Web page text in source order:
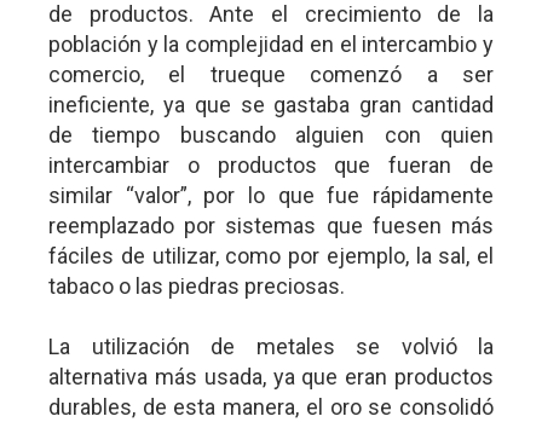
de productos. Ante el crecimiento de la
población y la complejidad en el intercambio y
comercio, el trueque comenzó a ser
ineficiente, ya que se gastaba gran cantidad
de tiempo buscando alguien con quien
intercambiar o productos que fueran de
similar “valor”, por lo que fue rápidamente
reemplazado por sistemas que fuesen más
fáciles de utilizar, como por ejemplo, la sal, el
tabaco o las piedras preciosas.
La utilización de metales se volvió la
alternativa más usada, ya que eran productos
durables, de esta manera, el oro se consolidó